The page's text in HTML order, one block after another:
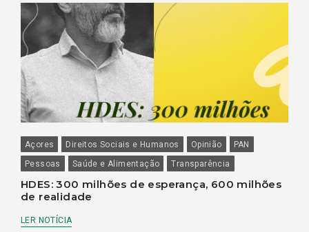
Açores Direitos Sociais e Humanos Opinião
PAN
Pessoas
Saúde e Alimentação Transparência
HDES: 300 milhões de esperança, 600 milhões
de realidade
LER NOTÍCIA